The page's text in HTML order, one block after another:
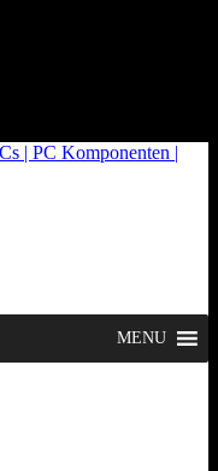
| PC Komponenten |
MENU